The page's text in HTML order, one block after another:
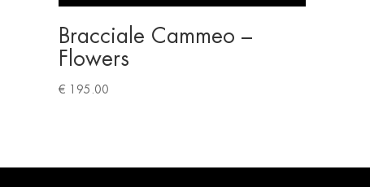
Bracciale Cammeo –
Flowers
€ 195.00